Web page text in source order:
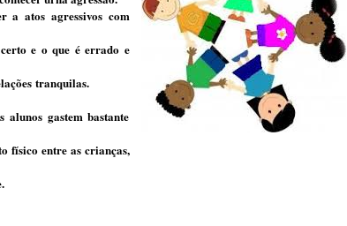
a atos agressivos com
e o que é errado e
tranquilas.
gastem bastante
físico entre as crianças,